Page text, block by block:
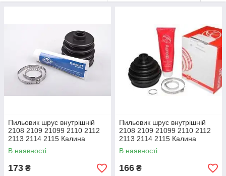
Пильовик шрус внутрішній
2108 2109 21099 2110 2112
2113 2114 2115 Калина
Пріора АТ
В наявності
173 ₴
Пильовик шрус внутрішній
2108 2109 21099 2110 2112
2113 2114 2115 Калина
Пріора AURORA
В наявності
166 ₴